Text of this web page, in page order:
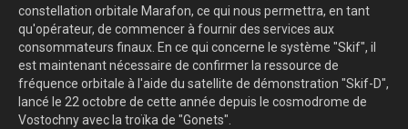
constellation orbitale Marafon, ce qui nous permettra, en tant
qu'opérateur, de commencer à fournir des services aux
consommateurs finaux. En ce qui concerne le système "Skif", il
est maintenant nécessaire de confirmer la ressource de
fréquence orbitale à l'aide du satellite de démonstration "Skif-D",
lancé le 22 octobre de cette année depuis le cosmodrome de
Vostochny avec la troïka de "Gonets".